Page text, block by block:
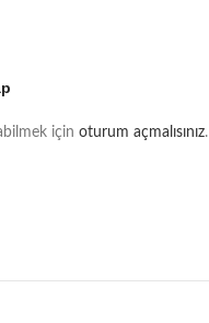
için oturum açmalısınız.